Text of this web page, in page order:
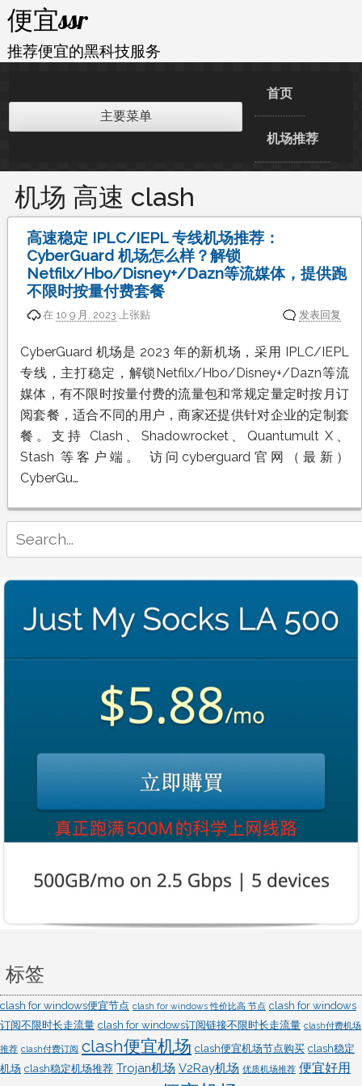
内
容
便宜ssr
推荐便宜的黑科技服务
主要菜单
首页
机场推荐
机场 高速 clash
高速稳定 IPLC/IEPL 专线机场推荐：
CyberGuard 机场怎么样？解锁
Netfilx/Hbo/Disney+/Dazn等流媒体，提供跑
不限时按量付费套餐
在 10 9 月, 2023 上张贴 发表回复
CyberGuard 机场是 2023 年的新机场，采用 IPLC/IEPL
专线，主打稳定，解锁Netfilx/Hbo/Disney+/Dazn等流
媒体，有不限时按量付费的流量包和常规定量定时按月订
阅套餐，适合不同的用户，商家还提供针对企业的定制套
餐。支持 Clash、Shadowrocket、Quantumult X、
Stash 等客户端。 访问cyberguard官网（最新）
CyberGu…
for:
标签
clash for windows便宜节点 clash for windows 性价比高 节点 clash for windows
订阅不限时长走流量 clash for windows订阅链接不限时长走流量 clash付费机场
推荐 clash付费订阅 clash便宜机场 clash便宜机场节点购买 clash稳定
机场 clash稳定机场推荐 Trojan机场 V2Ray机场 优质机场推荐 便宜好用